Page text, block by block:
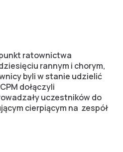
ratownictwa
rannym i chorym,
byli w stanie udzielić
dołączyli
uczestników do
cierpiącym na zespół